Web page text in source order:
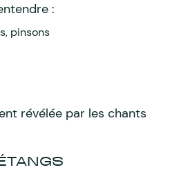
:
pinsons
révélée par les chants